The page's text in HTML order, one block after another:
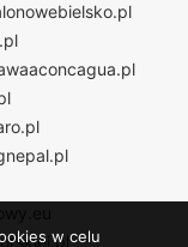
w celu